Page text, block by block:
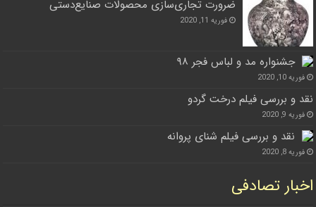
ضرورت تجاری‌سازی محصولات صنایع‌دستی
فوریه 11, 2020
جشنواره مد و لباس فجر ۹۸
فوریه 10, 2020
نقد و بررسی فیلم درخت گردو
فوریه 9, 2020
نقد و بررسی فیلم شنای پروانه
فوریه 8, 2020
اخبار تصادفی